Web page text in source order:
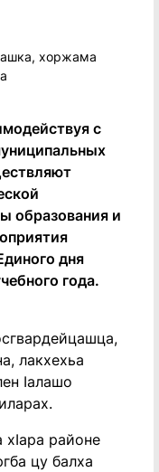
с
образования и
дня
года.
лакхехьа
Iалашо
хIара районе
цу балха